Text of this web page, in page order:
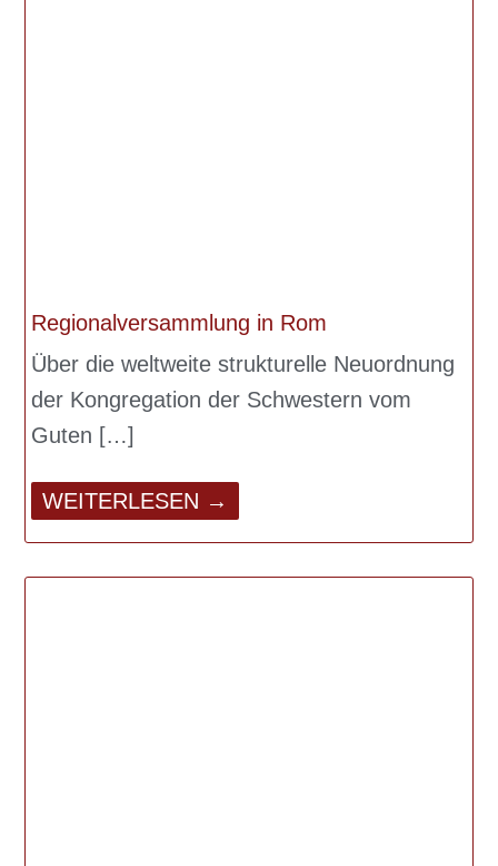
Regionalversammlung in Rom
Über die weltweite strukturelle Neuordnung
der Kongregation der Schwestern vom
Guten
WEITERLESEN →